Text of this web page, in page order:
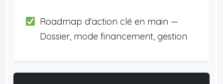
Roadmap d'action clé en main —
Dossier, mode financement, gestion